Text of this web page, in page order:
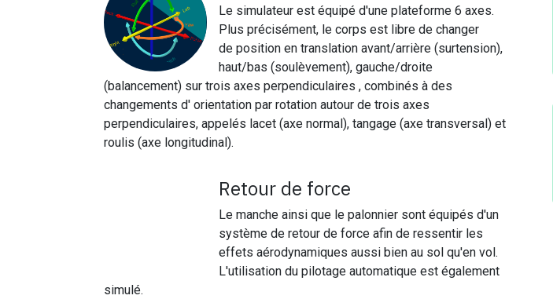
Le simulateur est équipé d'une plateforme 6 axes.
Plus précisément, le corps est libre de changer
de position en translation avant/arrière (surtension),
haut/bas (soulèvement), gauche/droite
(balancement) sur trois axes perpendiculaires , combinés à des
changements d' orientation par rotation autour de trois axes
perpendiculaires, appelés lacet (axe normal), tangage (axe transversal) et
roulis (axe longitudinal).
Retour de force
Le manche ainsi que le palonnier sont équipés d'un
système de retour de force afin de ressentir les
effets aérodynamiques aussi bien au sol qu'en vol.
L'utilisation du pilotage automatique est également
simulé.